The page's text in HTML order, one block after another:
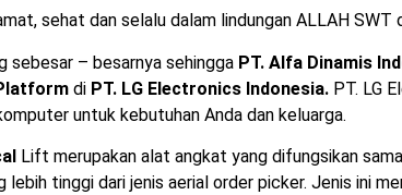
sehat dan selalu dalam lindungan ALLAH SWT
sebesar – besarnya sehingga PT. Alfa Dinamis
di PT. LG Electronics Indonesia. PT. LG
untuk kebutuhan Anda dan keluarga.
Lift merupakan alat angkat yang difungsikan
lebih tinggi dari jenis aerial order picker. Jenis ini